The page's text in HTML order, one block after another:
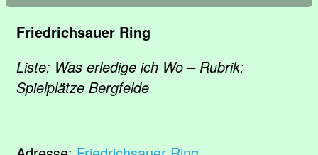
Friedrichsauer Ring
Liste: Was erledige ich Wo – Rubrik:
Spielplätze Bergfelde